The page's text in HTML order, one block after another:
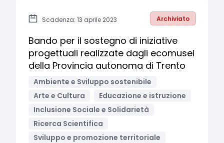
Scadenza: 13 aprile 2023 Archiviato
Bando per il sostegno di iniziative
progettuali realizzate dagli ecomusei
della Provincia autonoma di Trento
Ambiente e Sviluppo sostenibile
Arte e Cultura
Educazione e istruzione
Inclusione Sociale e Solidarietà
Ricerca Scientifica
Sviluppo e promozione territoriale